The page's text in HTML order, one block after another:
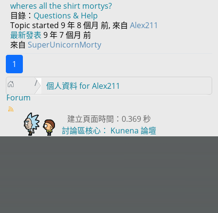
wheres all the shirt mortys?
目錄： Questions & Help
Topic started 9 年 8 個月 前, 來自 Alex211
最新發表 9 年 7 個月 前
來自 SuperUnicornMorty
1
Forum
個人資料 for Alex211
建立頁面時間：0.369 秒
討論區核心： Kunena 論壇